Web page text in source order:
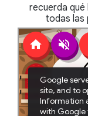
recuerda qué
todas las